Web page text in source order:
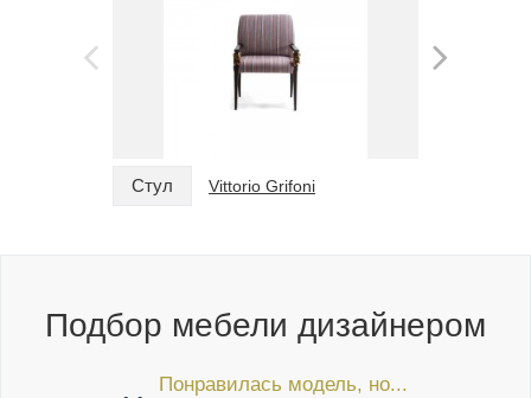
Стул Vittorio Grifoni
Подбор мебели дизайнером
Понравилась модель, но...